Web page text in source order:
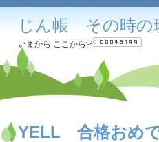
じん帳 その時の
いまから ここから
YELL 合格おめで